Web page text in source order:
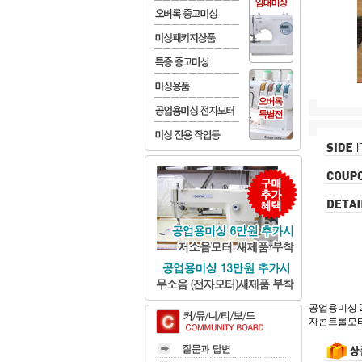
공업용미싱
자콘트롤모